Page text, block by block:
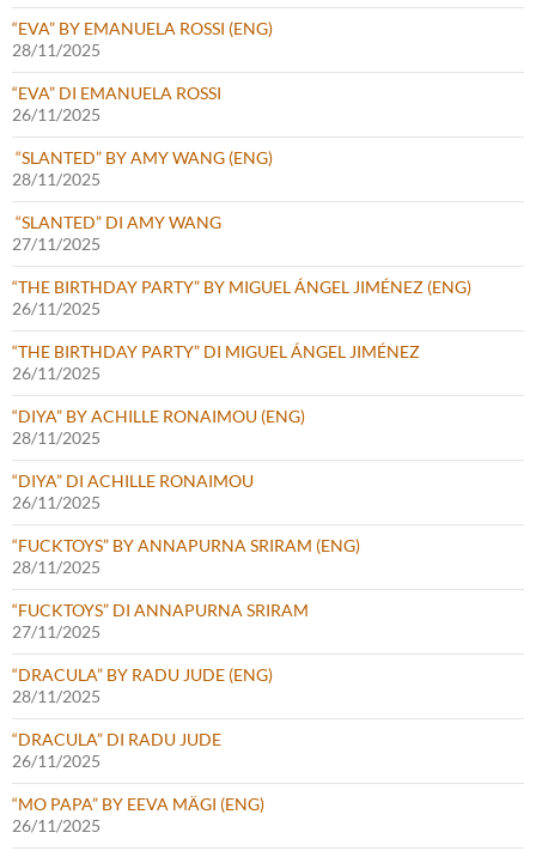
“EVA” BY EMANUELA ROSSI (ENG)
28/11/2025
“EVA” DI EMANUELA ROSSI
26/11/2025
“SLANTED” BY AMY WANG (ENG)
28/11/2025
“SLANTED” DI AMY WANG
27/11/2025
“THE BIRTHDAY PARTY” BY MIGUEL ÁNGEL JIMÉNEZ (ENG)
26/11/2025
“THE BIRTHDAY PARTY” DI MIGUEL ÁNGEL JIMÉNEZ
26/11/2025
“DIYA” BY ACHILLE RONAIMOU (ENG)
28/11/2025
“DIYA” DI ACHILLE RONAIMOU
26/11/2025
“FUCKTOYS” BY ANNAPURNA SRIRAM (ENG)
28/11/2025
“FUCKTOYS” DI ANNAPURNA SRIRAM
27/11/2025
“DRACULA” BY RADU JUDE (ENG)
28/11/2025
“DRACULA” DI RADU JUDE
26/11/2025
“MO PAPA” BY EEVA MÄGI (ENG)
26/11/2025